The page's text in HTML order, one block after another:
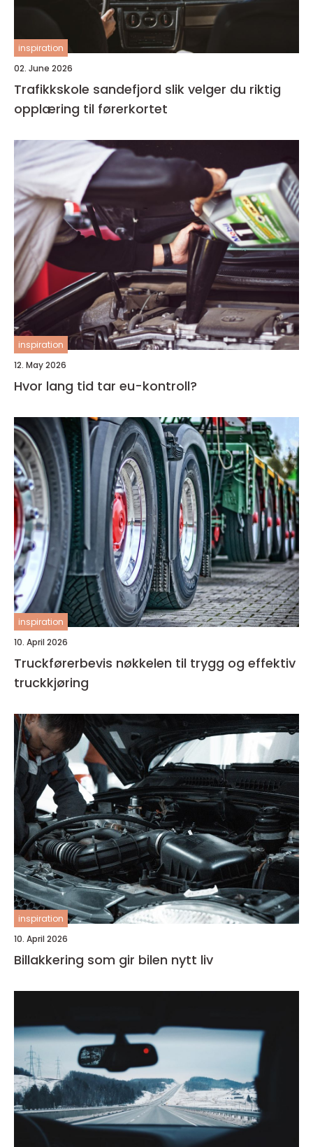
inspiration
02. June 2026
Trafikkskole sandefjord slik velger du riktig
opplæring til førerkortet
inspiration
12. May 2026
Hvor lang tid tar eu-kontroll?
inspiration
10. April 2026
Truckførerbevis nøkkelen til trygg og effektiv
truckkjøring
inspiration
10. April 2026
Billakkering som gir bilen nytt liv